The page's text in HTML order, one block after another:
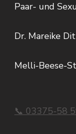
Paar- und
Dr. Mareike
Melli-Beese-
📞 03375-58